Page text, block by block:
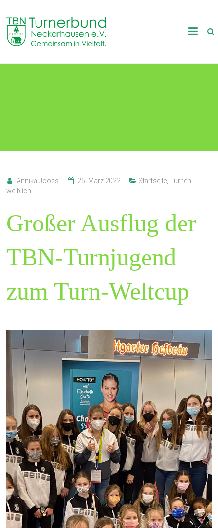
content
TB
Neckarhausen
Annika Jooss 25. März 2022 Startseite, Turnen
weiblich
Großer Ausflug der
TBN-Turnjugend
zum Turn-Weltcup